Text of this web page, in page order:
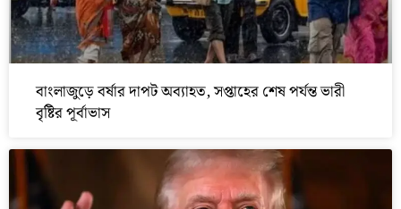
বাংলাজুড়ে বর্ষার দাপট অব্যাহত, সপ্তাহের শেষ পর্যন্ত ভারী
বৃষ্টির পূর্বাভাস